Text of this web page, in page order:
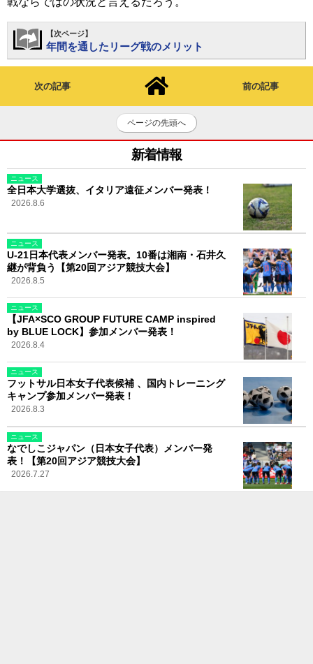
【次ページ】
年間を通したリーグ戦のメリット
次の記事 前の記事
ページの先頭へ
新着情報
ニュース
全日本大学選抜、イタリア遠征メンバー発表！
2026.8.6
ニュース
U-21日本代表メンバー発表。10番は湘南・石井久
継が背負う【第20回アジア競技大会】
2026.8.5
ニュース
【JFA×SCO GROUP FUTURE CAMP inspired
by BLUE LOCK】参加メンバー発表！
2026.8.4
ニュース
フットサル日本女子代表候補 、国内トレーニング
キャンプ参加メンバー発表！
2026.8.3
ニュース
なでしこジャパン（日本女子代表）メンバー発
表！【第20回アジア競技大会】
2026.7.27